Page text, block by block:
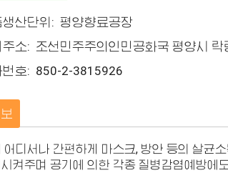
생산단위: 평양향료공장
주소: 조선민주주의인민공화국 평양시 락
번호: 850-2-3815926
어디서나 간편하게 마스크, 방안 등의 살균
켜주며 공기에 의한 각종 질병감염예방에